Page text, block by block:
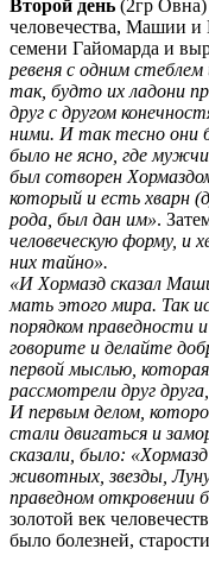
Второй день (2гр Овна)
человечества, Машии
семени Гайомарда и
ревеня с одним
так, будто их ладони
друг с другом
ними. И так тесно они
было не ясно, где
был сотворен
который и есть хварн
рода, был дан им».
человеческую форму, и
них тайно».
«И Хормазд сказал
мать этого мира. Так
порядком праведности
говорите и делайте
первой мыслью, которая
рассмотрели друг
И первым делом,
стали двигаться и
сказали, было:
животных, звезды,
праведном откровении
золотой век
было болезней,